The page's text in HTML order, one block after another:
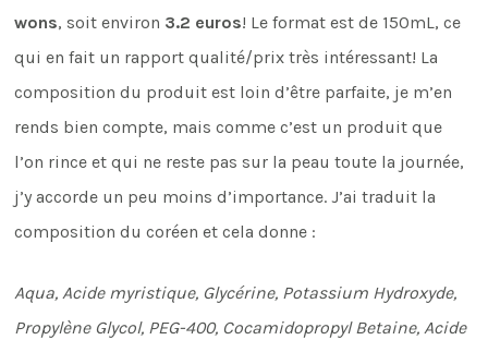
wons, soit environ 3.2 euros! Le format est de 150mL, ce
qui en fait un rapport qualité/prix très intéressant! La
composition du produit est loin d’être parfaite, je m’en
rends bien compte, mais comme c’est un produit que
l’on rince et qui ne reste pas sur la peau toute la journée,
j’y accorde un peu moins d’importance. J’ai traduit la
composition du coréen et cela donne :
Aqua, Acide myristique, Glycérine, Potassium Hydroxyde,
Propylène Glycol, PEG-400, Cocamidopropyl Betaine, Acide